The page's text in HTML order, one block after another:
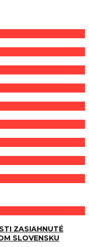
ZASIAHNUTÉ
SLOVENSKU